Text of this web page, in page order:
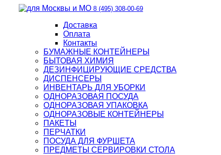
8 (495) 308-00-69
Доставка
Оплата
Контакты
БУМАЖНЫЕ КОНТЕЙНЕРЫ
БЫТОВАЯ ХИМИЯ
ДЕЗИНФИЦИРУЮЩИЕ СРЕДСТВА
ДИСПЕНСЕРЫ
ИНВЕНТАРЬ ДЛЯ УБОРКИ
ОДНОРАЗОВАЯ ПОСУДА
ОДНОРАЗОВАЯ УПАКОВКА
ОДНОРАЗОВЫЕ КОНТЕЙНЕРЫ
ПАКЕТЫ
ПЕРЧАТКИ
ПОСУДА ДЛЯ ФУРШЕТА
ПРЕДМЕТЫ СЕРВИРОВКИ СТОЛА